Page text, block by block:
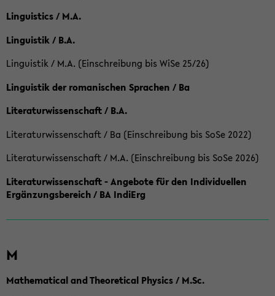
Linguistics / M.A.
Linguistik / B.A.
Linguistik / M.A. (Einschreibung bis WiSe 25/26)
Linguistik der romanischen Sprachen / Ba
Literaturwissenschaft / B.A.
Literaturwissenschaft / Ba (Einschreibung bis SoSe 2022)
Literaturwissenschaft / M.A. (Einschreibung bis SoSe 2026)
Literaturwissenschaft - Angebote für den Individuellen
Ergänzungsbereich / BA IndiErg
M
Mathematical and Theoretical Physics / M.Sc.